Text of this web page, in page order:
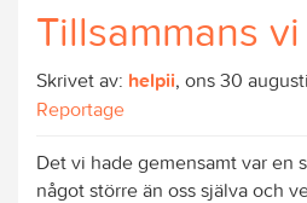
Tillsammans
Skrivet av: helpii, ons 30
Reportage
Det vi hade gemensamt var en
något större än oss själva och